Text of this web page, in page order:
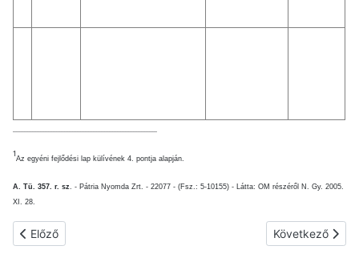
1
Az egyéni fejlődési lap külívének 4. pontja alapján.
A. Tü. 357. r. sz . - Pátria Nyomda Zrt. - 22077 - (Fsz.: 5-10155) - Látta: OM részéről N. Gy. 2005.
XI. 28.
Előző cikk: Egészségügyi és Pedagógiai célú Habilitáció,
Előző Következő
Következő